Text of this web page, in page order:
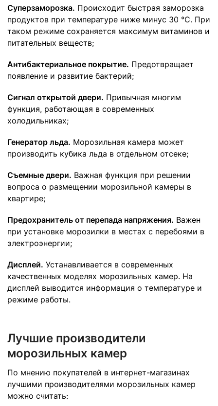
Суперзаморозка. Происходит быстрая заморозка
продуктов при температуре ниже минус 30 °С. При
таком режиме сохраняется максимум витаминов и
питательных веществ;
Антибактериальное покрытие. Предотвращает
появление и развитие бактерий;
Сигнал открытой двери. Привычная многим
функция, работающая в современных
холодильниках;
Генератор льда. Морозильная камера может
производить кубика льда в отдельном отсеке;
Съемные двери. Важная функция при решении
вопроса о размещении морозильной камеры в
квартире;
Предохранитель от перепада напряжения. Важен
при установке морозилки в местах с перебоями в
электроэнергии;
Дисплей. Устанавливается в современных
качественных моделях морозильных камер. На
дисплей выводится информация о температуре и
режиме работы.
Лучшие производители
морозильных камер
По мнению покупателей в интернет-магазинах
лучшими производителями морозильных камер
можно считать: